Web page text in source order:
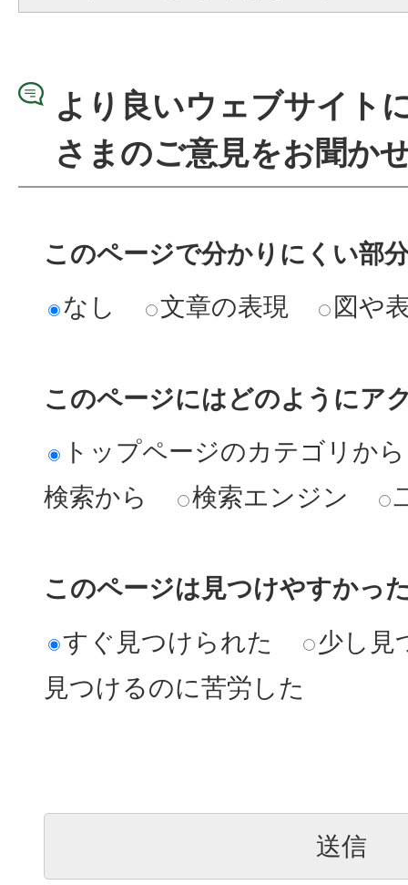
より良いウェブサイト
さまのご意見をお聞か
このページで分かりにくい部
なし
文章の表現 図や
このページにはどのようにア
トップページのカテゴリから
検索から
検索エンジン
このページは見つけやすかっ
すぐ見つけられた
少し見
見つけるのに苦労した